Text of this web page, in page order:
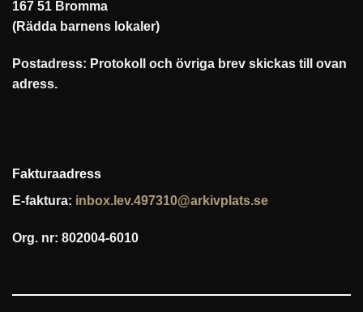
167 51 Bromma
(Rädda barnens lokaler)
Postadress: Protokoll och övriga brev skickas till ovan
adress.
Fakturaadress
E-faktura: inbox.lev.497310@arkivplats.se
Org. nr: 802004-6010